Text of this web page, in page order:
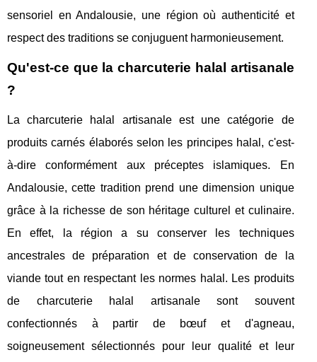
sensoriel en Andalousie, une région où authenticité et
respect des traditions se conjuguent harmonieusement.
Qu'est-ce que la charcuterie halal artisanale
?
La charcuterie halal artisanale est une catégorie de
produits carnés élaborés selon les principes halal, c'est-
à-dire conformément aux préceptes islamiques. En
Andalousie, cette tradition prend une dimension unique
grâce à la richesse de son héritage culturel et culinaire.
En effet, la région a su conserver les techniques
ancestrales de préparation et de conservation de la
viande tout en respectant les normes halal. Les produits
de charcuterie halal artisanale sont souvent
confectionnés à partir de bœuf et d'agneau,
soigneusement sélectionnés pour leur qualité et leur